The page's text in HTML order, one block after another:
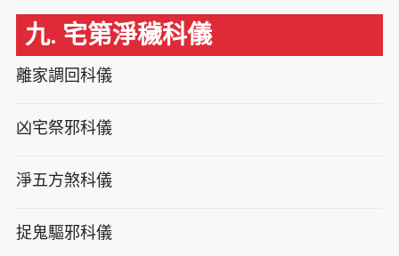
九. 宅第淨穢科儀
離家調回科儀
凶宅祭邪科儀
淨五方煞科儀
捉鬼驅邪科儀